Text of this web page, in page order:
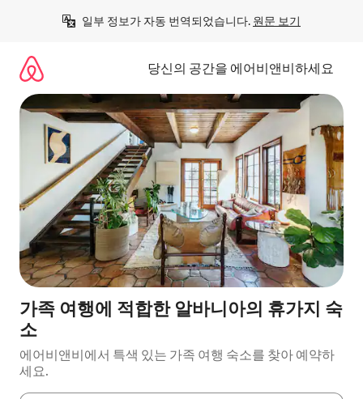
일부 정보가 자동 번역되었습니다. 원문 보기
당신의 공간을 에어비앤비하세요
가족 여행에 적합한 알바니아의 휴가지 숙
소
에어비앤비에서 특색 있는 가족 여행 숙소를 찾아 예약하
세요.